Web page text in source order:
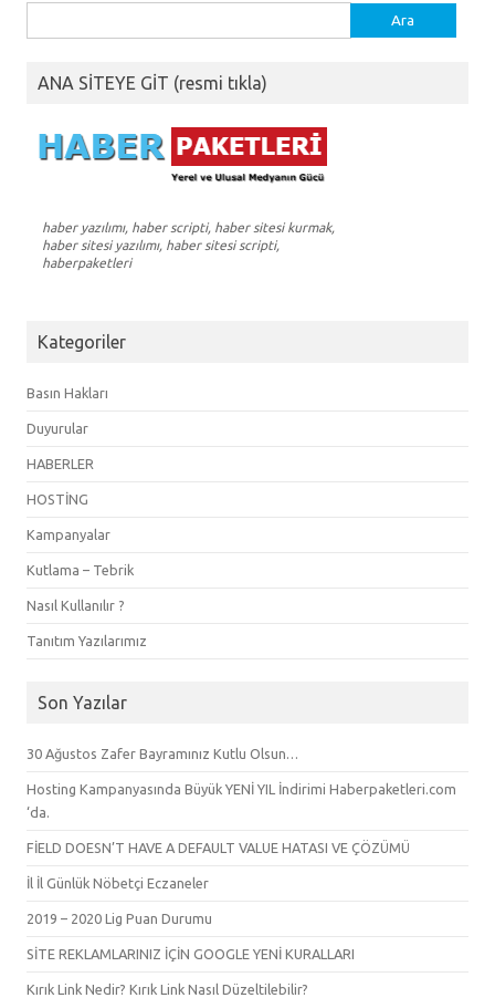
ANA SİTEYE GİT (resmi tıkla)
haber yazılımı, haber scripti, haber sitesi kurmak,
haber sitesi yazılımı, haber sitesi scripti,
haberpaketleri
Kategoriler
Basın Hakları
Duyurular
HABERLER
HOSTİNG
Kampanyalar
Kutlama – Tebrik
Nasıl Kullanılır ?
Tanıtım Yazılarımız
Son Yazılar
30 Ağustos Zafer Bayramınız Kutlu Olsun…
Hosting Kampanyasında Büyük YENİ YIL İndirimi Haberpaketleri.com
‘da.
FİELD DOESN’T HAVE A DEFAULT VALUE HATASI VE ÇÖZÜMÜ
İl İl Günlük Nöbetçi Eczaneler
2019 – 2020 Lig Puan Durumu
SİTE REKLAMLARINIZ İÇİN GOOGLE YENİ KURALLARI
Kırık Link Nedir? Kırık Link Nasıl Düzeltilebilir?